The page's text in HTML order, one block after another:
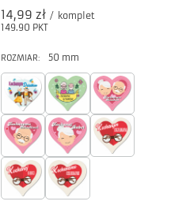
14,99 zł / komplet
149.90 PKT
ROZMIAR: 50 mm